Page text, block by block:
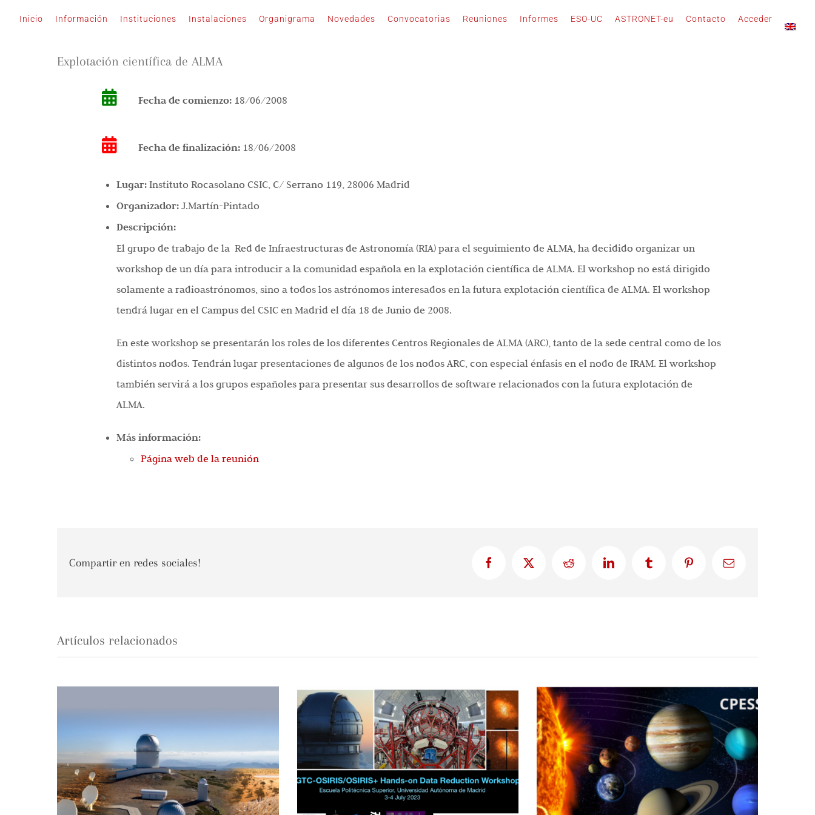
Inicio Información Instituciones Instalaciones Organigrama Novedades Convocatorias Reuniones Informes ESO-UC ASTRONET-eu Contacto Acceder
Explotación científica de ALMA
Fecha de comienzo: 18/06/2008
Fecha de finalización: 18/06/2008
Lugar: Instituto Rocasolano CSIC, C/ Serrano 119, 28006 Madrid
Organizador: J.Martín-Pintado
Descripción:
El grupo de trabajo de la Red de Infraestructuras de Astronomía (RIA) para el seguimiento de ALMA, ha decidido organizar un
workshop de un día para introducir a la comunidad española en la explotación científica de ALMA. El workshop no está dirigido
solamente a radioastrónomos, sino a todos los astrónomos interesados en la futura explotación científica de ALMA. El workshop
tendrá lugar en el Campus del CSIC en Madrid el día 18 de Junio de 2008.
En este workshop se presentarán los roles de los diferentes Centros Regionales de ALMA (ARC), tanto de la sede central como de los
distintos nodos. Tendrán lugar presentaciones de algunos de los nodos ARC, con especial énfasis en el nodo de IRAM. El workshop
también servirá a los grupos españoles para presentar sus desarrollos de software relacionados con la futura explotación de
ALMA.
Más información:
Página web de la reunión
Compartir en redes sociales! FacebookX Reddit LinkedInTumblr PinterestCorreo
Artículos relacionados